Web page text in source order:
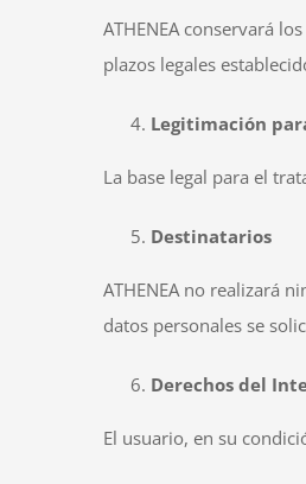
ATHENEA conservará
plazos legales
Legitimación
La base legal para el
Destinatarios
ATHENEA no realizará
datos personales se
Derechos del
El usuario, en su